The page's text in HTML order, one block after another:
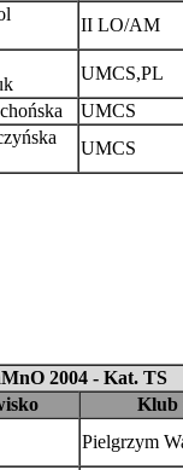
II LO/AM
UMCS,PL
UMCS
UMCS
2004 - Kat. TS
Klub
Pielgrzym